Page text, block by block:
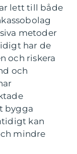
lett till både
metoder
har de
och riskera
och
bygga
kan
mindre